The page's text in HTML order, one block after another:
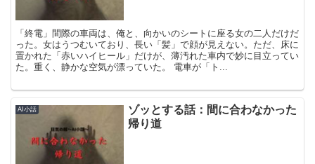
「終電」間際の車両は、俺と、向かいのシートに座る女の二人だけだ
った。女はうつむいており、長い「髪」で顔が見えない。ただ、床に
置かれた「赤いハイヒール」だけが、薄汚れた車内で妙に目立ってい
た。重く、静かな空気が漂っていた。 電車が「ト...
AI小話
ゾッとする話：間に合わなかった
帰り道